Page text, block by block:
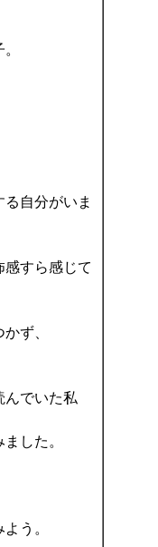
自分がいま
すら感じて
ず、
んでいた私
した。
う。